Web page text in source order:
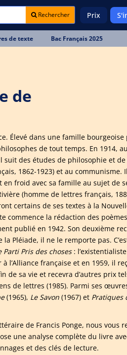
Rechercher Prix
de texte Bac Français 2025
de
Élevé dans une famille bourgeoise
de tout temps. En 1914,
des études de philosophie et de
1862-1923) et au communisme.
froid avec sa famille au sujet de
(homme de lettres français,
certains de ses textes à la
commence la rédaction des
publié en 1942. Son deuxième
Pléiade, il ne le remporte pas.
Parti Pris des choses:
l’Alliance française et en 1959, il
de sa vie et recevra d’autres prix
de lettres (1985). Parmi ses
(1965), Le Savon (1967) et Pratiques
de Francis Ponge, nous vous
une analyse complète du livre
et des clés de lecture.